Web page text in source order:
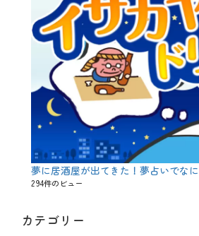
夢に居酒屋が出てきた！夢占いでな
294件のビュー
カテゴリー